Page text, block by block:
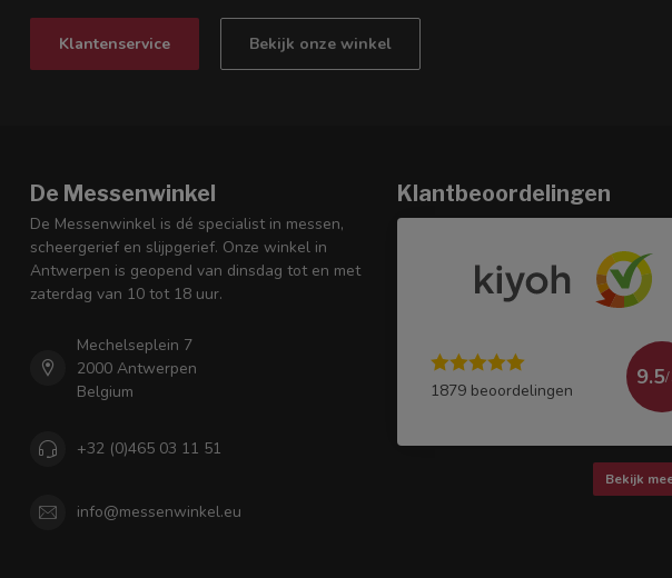
Klantenservice Bekijk onze winkel
De Messenwinkel
De Messenwinkel is dé specialist in messen,
scheergerief en slijpgerief. Onze winkel in
Antwerpen is geopend van dinsdag tot en met
zaterdag van 10 tot 18 uur.
Mechelseplein 7
2000 Antwerpen
Belgium
+32 (0)465 03 11 51
info@messenwinkel.eu
Klantbeoordelingen
1879 beoordelingen
9.5
Bekijk